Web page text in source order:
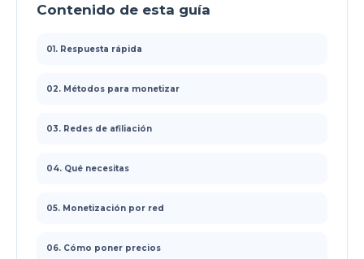
Contenido de esta guía
01. Respuesta rápida
02. Métodos para monetizar
03. Redes de afiliación
04. Qué necesitas
05. Monetización por red
06. Cómo poner precios